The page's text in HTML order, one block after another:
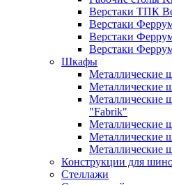
Верстаки ТПК
Верстаки
Верстаки
Верстаки
Шкафы
Металлические
Металлические
Металлические
"Fabrik"
Металлические
Металлические
Металлические
Конструкции для
Стеллажи